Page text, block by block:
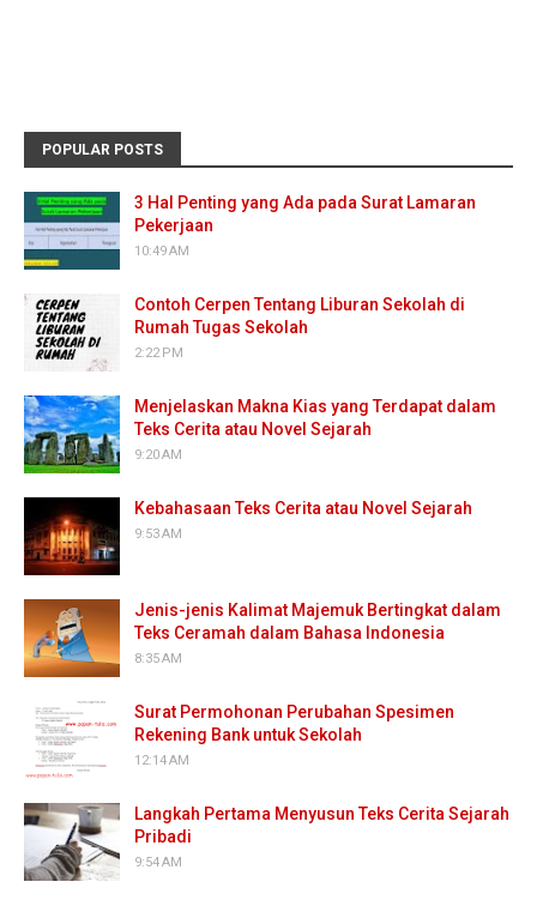
POPULAR POSTS
3 Hal Penting yang Ada pada Surat Lamaran
Pekerjaan
10:49 AM
Contoh Cerpen Tentang Liburan Sekolah di
Rumah Tugas Sekolah
2:22 PM
Menjelaskan Makna Kias yang Terdapat dalam
Teks Cerita atau Novel Sejarah
9:20 AM
Kebahasaan Teks Cerita atau Novel Sejarah
9:53 AM
Jenis-jenis Kalimat Majemuk Bertingkat dalam
Teks Ceramah dalam Bahasa Indonesia
8:35 AM
Surat Permohonan Perubahan Spesimen
Rekening Bank untuk Sekolah
12:14 AM
Langkah Pertama Menyusun Teks Cerita Sejarah
Pribadi
9:54 AM